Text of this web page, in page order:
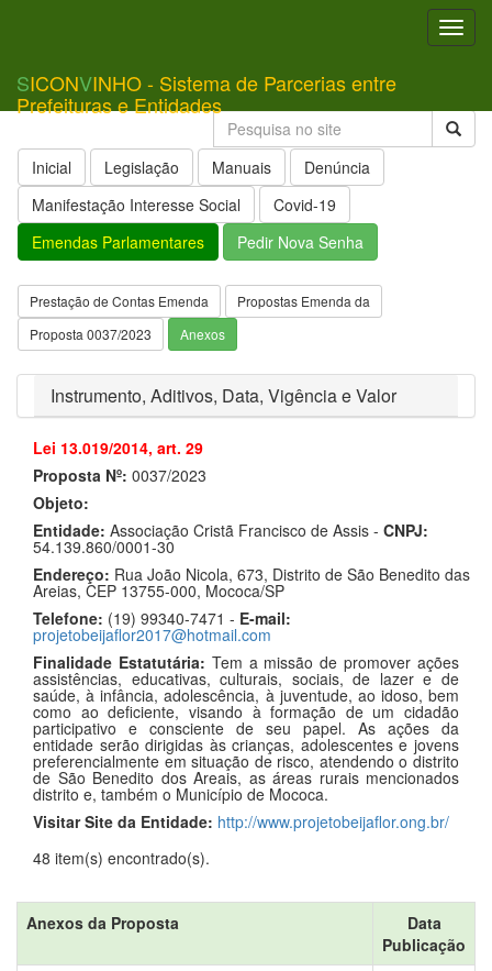
SICONVINHO - Sistema de Parcerias entre
Prefeituras e Entidades
Inicial Legislação Manuais
Denúncia
Manifestação Interesse Social
Covid-19
Emendas Parlamentares
Pedir Nova Senha
Prestação de Contas Emenda
Propostas Emenda da
Proposta 0037/2023
Anexos
Instrumento, Aditivos, Data, Vigência e Valor
Lei 13.019/2014, art. 29
Proposta Nº: 0037/2023
Objeto:
Entidade: Associação Cristã Francisco de Assis - CNPJ:
54.139.860/0001-30
Endereço: Rua João Nicola, 673, Distrito de São Benedito das
Areias, CEP 13755-000, Mococa/SP
Telefone: (19) 99340-7471 - E-mail:
projetobeijaflor2017@hotmail.com
Finalidade Estatutária: Tem a missão de promover ações
assistências, educativas, culturais, sociais, de lazer e de
saúde, à infância, adolescência, à juventude, ao idoso, bem
como ao deficiente, visando à formação de um cidadão
participativo e consciente de seu papel. As ações da
entidade serão dirigidas às crianças, adolescentes e jovens
preferencialmente em situação de risco, atendendo o distrito
de São Benedito dos Areais, as áreas rurais mencionados
distrito e, também o Município de Mococa.
Visitar Site da Entidade: http://www.projetobeijaflor.ong.br/
48 item(s) encontrado(s).
Anexos da Proposta
Data
Publicação